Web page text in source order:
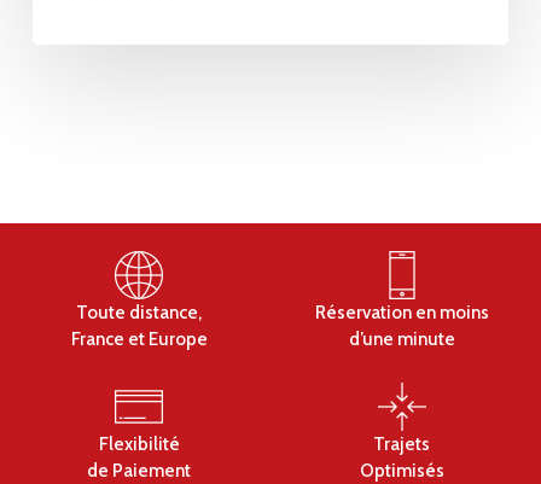
Toute distance,
France et Europe
Réservation en moins
d’une minute
Flexibilité
de Paiement
Trajets
Optimisés